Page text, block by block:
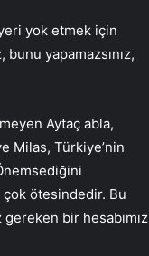
yok etmek için
yapamazsınız,
Aytaç abla,
Milas, Türkiye’nin
ötesindedir. Bu
bir hesabımız